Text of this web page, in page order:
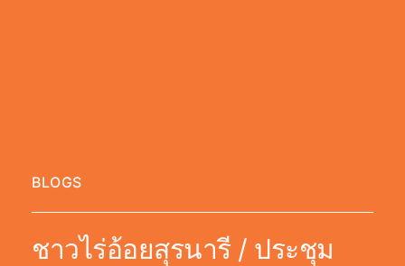
BLOGS
ชาวไร่อ้อยสุรนารี / ประชุม